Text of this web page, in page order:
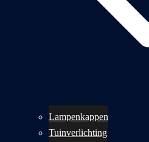
Lampenkappen
Tuinverlichting